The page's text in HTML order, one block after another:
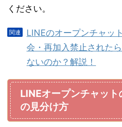
ください。
LINEのオープンチャッ
会・再加入禁止された
ないのか？解説！
LINEオープンチャッ
の見分け方